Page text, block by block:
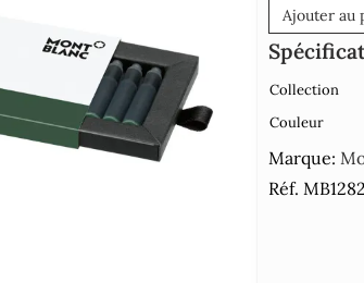
Ajouter au
Collection
Couleur
Marque:
Réf.